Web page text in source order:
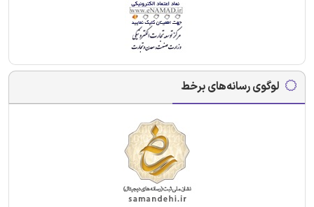
لوگوی رسانه‌های برخط